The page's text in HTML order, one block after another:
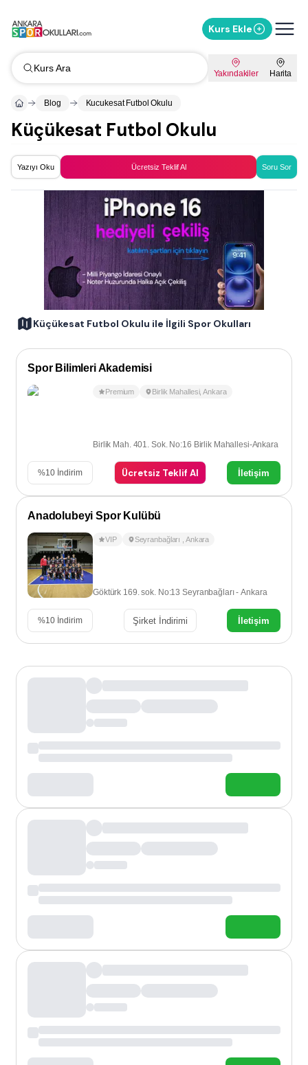
Kurs Ekle
Kurs Ara Yakındakiler Harita
Blog Kucukesat Futbol Okulu
Küçükesat Futbol Okulu
Yazıyı Oku Ücretsiz Teklif Al Soru Sor
Küçükesat Futbol Okulu ile İlgili Spor Okulları
Spor Bilimleri Akademisi
Premium Birlik Mahallesi,Ankara
Birlik Mah. 401. Sok. No:16 Birlik Mahallesi-Ankara
%10 İndirim Ücretsiz Teklif Al İletişim
Anadolubeyi Spor Kulübü
VIP Seyranbağları Ankara
Göktürk 169. sok. No:13 Seyranbağları - Ankara
%10 İndirim Şirket İndirimi İletişim